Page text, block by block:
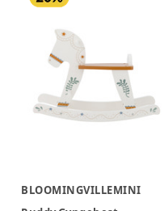
BLOOMINGVILLEMINI